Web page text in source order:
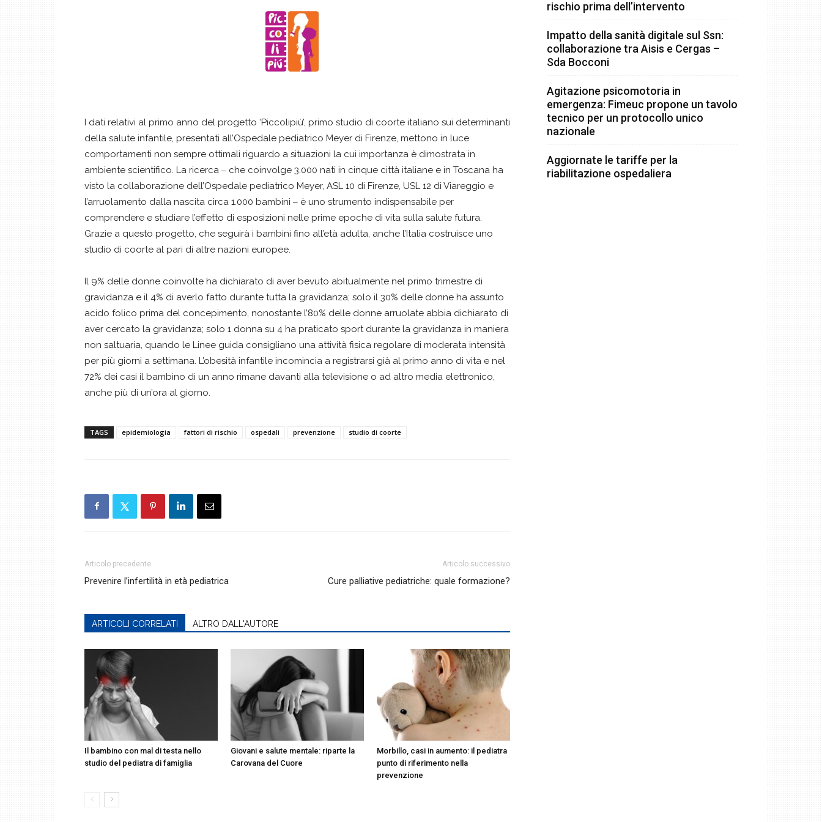
I dati relativi al primo anno del progetto ‘Piccolipiù’, primo studio di coorte italiano sui determinanti
della salute infantile, presentati all’Ospedale pediatrico Meyer di Firenze, mettono in luce
comportamenti non sempre ottimali riguardo a situazioni la cui importanza è dimostrata in
ambiente scientifico. La ricerca ‒ che coinvolge 3.000 nati in cinque città italiane e in Toscana ha
visto la collaborazione dell’Ospedale pediatrico Meyer, ASL 10 di Firenze, USL 12 di Viareggio e
l’arruolamento dalla nascita circa 1.000 bambini ‒ è uno strumento indispensabile per
comprendere e studiare l’effetto di esposizioni nelle prime epoche di vita sulla salute futura.
Grazie a questo progetto, che seguirà i bambini fino all’età adulta, anche l’Italia costruisce uno
studio di coorte al pari di altre nazioni europee.
Il 9% delle donne coinvolte ha dichiarato di aver bevuto abitualmente nel primo trimestre di
gravidanza e il 4% di averlo fatto durante tutta la gravidanza; solo il 30% delle donne ha assunto
acido folico prima del concepimento, nonostante l’80% delle donne arruolate abbia dichiarato di
aver cercato la gravidanza; solo 1 donna su 4 ha praticato sport durante la gravidanza in maniera
non saltuaria, quando le Linee guida consigliano una attività fisica regolare di moderata intensità
per più giorni a settimana. L’obesità infantile incomincia a registrarsi già al primo anno di vita e nel
72% dei casi il bambino di un anno rimane davanti alla televisione o ad altro media elettronico,
anche più di un’ora al giorno.
TAGS epidemiologia fattori di rischio ospedali prevenzione studio di coorte
Articolo precedente
Prevenire l’infertilità in età pediatrica
Articolo successivo
Cure palliative pediatriche: quale formazione?
ARTICOLI CORRELATI ALTRO DALL'AUTORE
Il bambino con mal di testa nello
studio del pediatra di famiglia
Giovani e salute mentale: riparte la
Carovana del Cuore
Morbillo, casi in aumento: il pediatra
punto di riferimento nella
prevenzione
rischio prima dell’intervento
Impatto della sanità digitale sul Ssn:
collaborazione tra Aisis e Cergas –
Sda Bocconi
Agitazione psicomotoria in
emergenza: Fimeuc propone un tavolo
tecnico per un protocollo unico
nazionale
Aggiornate le tariffe per la
riabilitazione ospedaliera